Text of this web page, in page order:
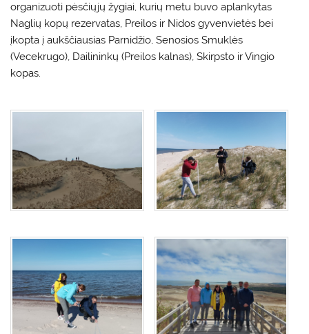
organizuoti pėsčiųjų žygiai, kurių metu buvo aplankytas
Naglių kopų rezervatas, Preilos ir Nidos gyvenvietės bei
įkopta į aukščiausias Parnidžio, Senosios Smuklės
(Vecekrugo), Dailininkų (Preilos kalnas), Skirpsto ir Vingio
kopas.